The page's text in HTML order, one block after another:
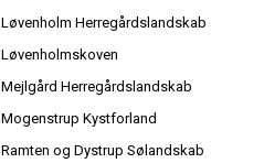
Løvenholm Herregårdslandskab
Løvenholmskoven
Mejlgård Herregårdslandskab
Mogenstrup Kystforland
Ramten og Dystrup Sølandskab